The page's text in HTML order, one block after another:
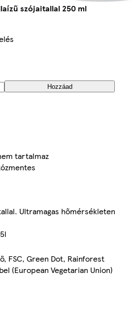
szójaitallal 250 ml
Hozzáad
tartalmaz
Ultramagas hőmérsékleten
FSC, Green Dot, Rainforest
(European Vegetarian Union)